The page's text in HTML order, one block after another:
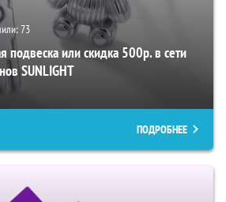
73
подвеска или скидка 500р. в сети
SUNLIGHT
ПОДРОБНЕЕ